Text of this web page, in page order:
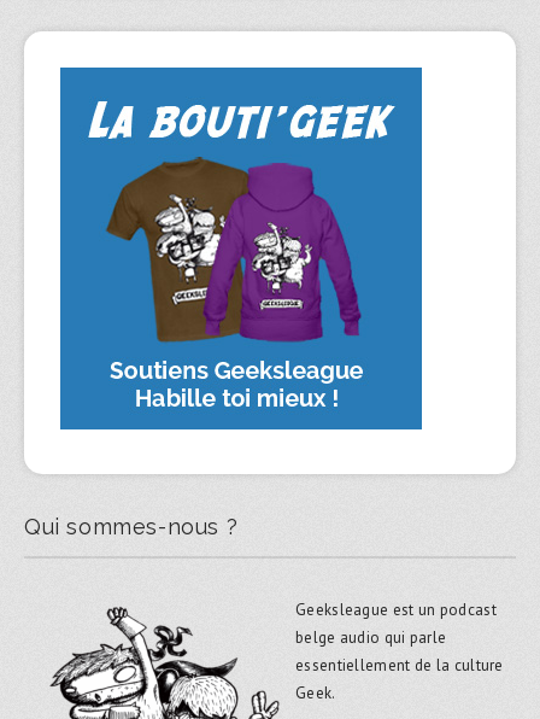
Qui sommes-nous ?
Geeksleague est un podcast
belge audio qui parle
essentiellement de la culture
Geek.